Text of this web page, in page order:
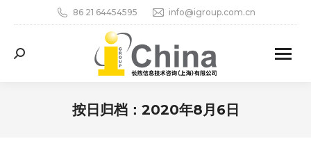
86 21 64454595 info@igroup.com.cn
Search:
按日归档： 2020年8月6日